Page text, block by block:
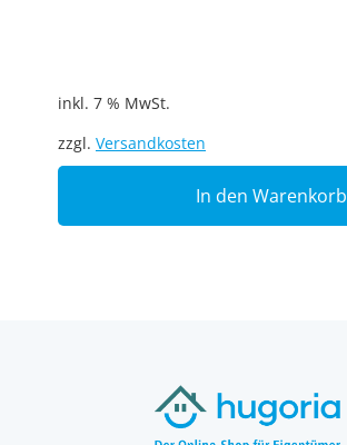
inkl. 7 % MwSt.
zzgl. Versandkosten
In den Warenkorb